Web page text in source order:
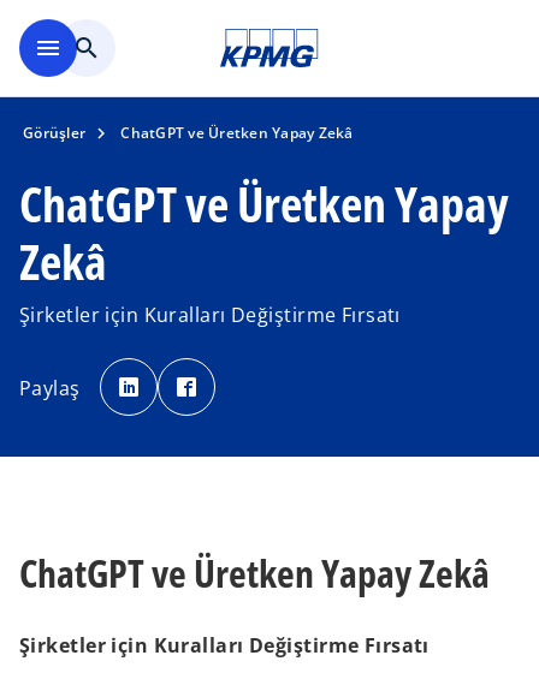
menu search
Görüşler ChatGPT ve Üretken Yapay Zekâ
ChatGPT ve Üretken Yapay
Zekâ
Şirketler için Kuralları Değiştirme Fırsatı
Paylaş p
e
n
p
e
ChatGPT ve Üretken Yapay Zekâ
Şirketler için Kuralları Değiştirme Fırsatı